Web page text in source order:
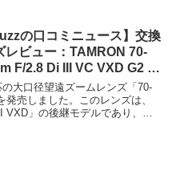
の口コミニュース】交換
レビュー：TAMRON 70-
F/2.8 Di III VC VXD G2 –
メ Watch
大口径望遠ズームレンズ「70-
売しました。このレンズは、
VXD」の後継モデルであり、手